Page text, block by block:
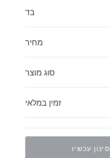
בד
מחיר
סוג מוצר
זמין במלאי
סינון עכשיו